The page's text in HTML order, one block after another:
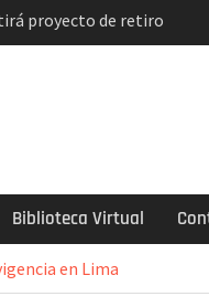
proyecto de retiro
solución
Biblioteca Virtual
en Lima